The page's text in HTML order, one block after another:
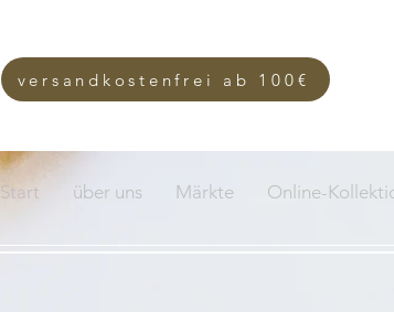
Start über uns Märkte Online-
versandkostenfrei ab 100€